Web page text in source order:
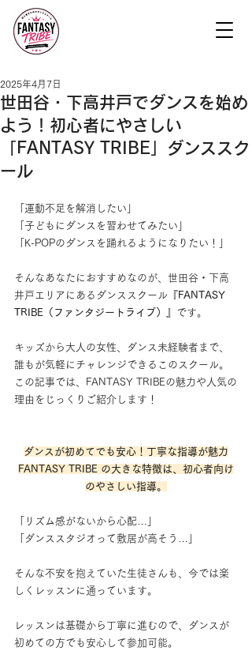
世田谷・下高井戸でダンスを始め
よう！初心者にやさしい
「FANTASY TRIBE」ダンススク
ール
2025年4月7日
「運動不足を解消したい」
「子どもにダンスを習わせてみたい」
「K-POPのダンスを踊れるようになりたい！」
そんなあなたにおすすめなのが、世田谷・下高
井戸エリアにあるダンススクール 『FANTASY
TRIBE（ファンタジートライブ）』 です。
キッズから大人の女性、ダンス未経験者まで、
誰もが気軽にチャレンジできるこのスクール。
この記事では、FANTASY TRIBEの魅力や人気の
理由をじっくりご紹介します！
ダンスが初めてでも安心！丁寧な指導が魅力
FANTASY TRIBE の大きな特徴は、初心者向け
のやさしい指導。
「リズム感がないから心配…」
「ダンススタジオって敷居が高そう…」
そんな不安を抱えていた生徒さんも、今では楽
しくレッスンに通っています。
レッスンは基礎から丁寧に進むので、ダンスが
初めての方でも安心して参加可能。